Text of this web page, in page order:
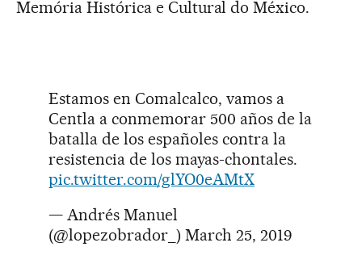
Memória Histórica e Cultural do México.
Estamos en Comalcalco, vamos a
Centla a conmemorar 500 años de la
batalla de los españoles contra la
resistencia de los mayas-chontales.
pic.twitter.com/glYO0eAMtX
— Andrés Manuel
(@lopezobrador_) March 25, 2019